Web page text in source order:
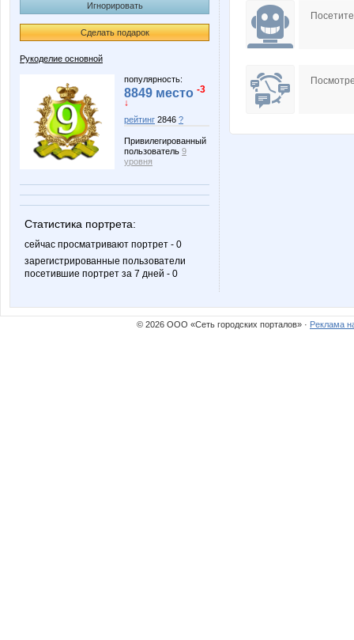
Игнорировать
Сделать подарок
Рукоделие основной
популярность:
8849 место -3
↓
рейтинг 2846 ?
Привилегированный
пользователь 9
уровня
Статистика портрета:
сейчас просматривают портрет - 0
зарегистрированные пользователи
посетившие портрет за 7 дней - 0
agafia
lucovcann natawl
© 2026 ООО «Сеть городских порталов» · Реклама